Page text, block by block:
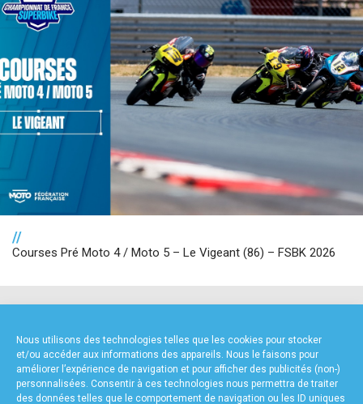
Nous utilisons des technologies telles que les cookies pour stocker
et/ou accéder aux informations des appareils. Nous le faisons pour
améliorer l’expérience de navigation et pour afficher des publicités (non-)
personnalisées. Consentir à ces technologies nous permettra de traiter
des données telles que le comportement de navigation ou les ID uniques
//
Courses Pré Moto 4 / Moto 5 – Le Vigeant (86) – FSBK 2026